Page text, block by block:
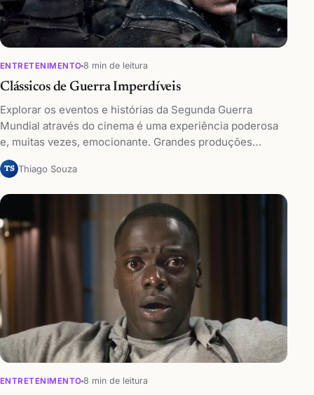
ENTRETENIMENTO 8 min de leitura
Clássicos de Guerra Imperdíveis
Explorar os eventos e histórias da Segunda Guerra
Mundial através do cinema é uma experiência poderosa
e, muitas vezes, emocionante. Grandes produções…
TS Thiago Souza
ENTRETENIMENTO 8 min de leitura